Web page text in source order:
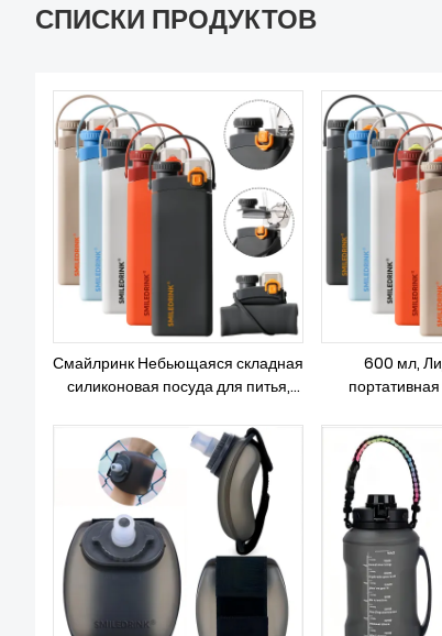
СПИСКИ ПРОДУКТОВ
Смайлринк Небьющаяся складная
силиконовая посуда для питья,
бутылка для воды для спорта с
соломинкой
600 мл,
силиконовый
воды